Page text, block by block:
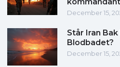
December 15,
Står Iran
Blodbadet?
December 15,